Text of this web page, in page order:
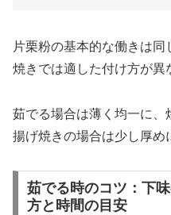
片栗粉の基本的な働きは
焼きでは適した付け方が異
茹でる場合は薄く均一に、
揚げ焼きの場合は少し厚め
茹でる時のコツ：下
方と時間の目安